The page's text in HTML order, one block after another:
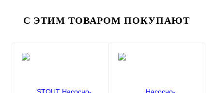
С ЭТИМ ТОВАРОМ ПОКУПАЮТ